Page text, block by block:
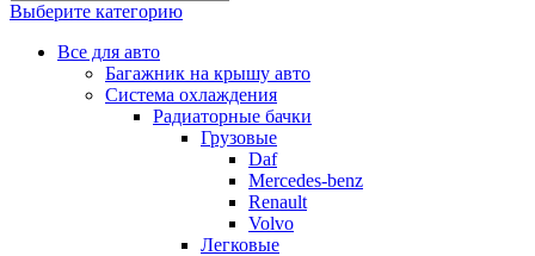
Выберите категорию
Все для авто
Багажник на крышу авто
Система охлаждения
Радиаторные бачки
Грузовые
Daf
Mercedes-benz
Renault
Volvo
Легковые